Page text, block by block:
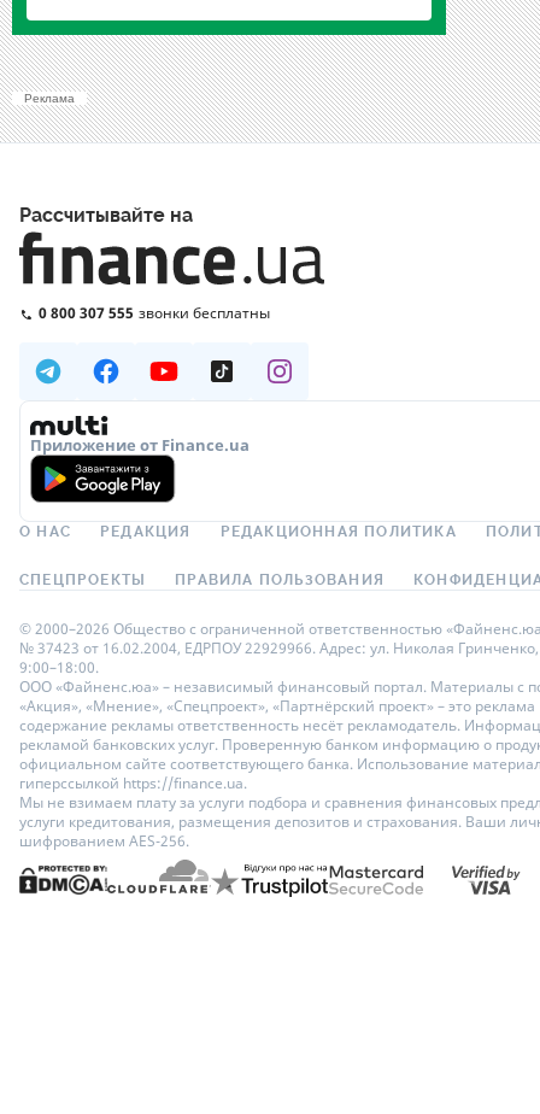
Реклама
Рассчитывайте на
0 800 307 555 звонки бесплатны
Приложение от Finance.ua
О НАС РЕДАКЦИЯ РЕДАКЦИОННАЯ ПОЛИТИКА
СПЕЦПРОЕКТЫ ПРАВИЛА ПОЛЬЗОВАНИЯ
© 2000–2026 Общество с ограниченной ответственностью
№ 37423 от 16.02.2004, ЕДРПОУ 22929966. Адрес: ул. Николая
9:00–18:00.
ООО «Файненс.юа» – независимый финансовый портал. Материалы с
«Акция», «Мнение», «Спецпроект», «Партнёрский проект» – это
содержание рекламы ответственность несёт рекламодатель.
рекламой банковских услуг. Проверенную банком информацию о
официальном сайте соответствующего банка. Использование
гиперссылкой https://finance.ua.
Мы не взимаем плату за услуги подбора и сравнения финансовых
услуги кредитования, размещения депозитов и страхования. Ваши
шифрованием AES-256.